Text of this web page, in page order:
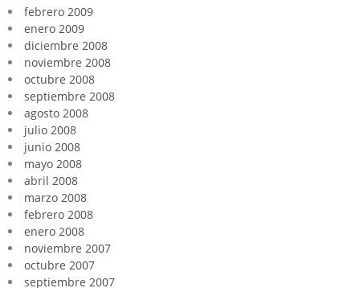
febrero 2009
enero 2009
diciembre 2008
noviembre 2008
octubre 2008
septiembre 2008
agosto 2008
julio 2008
junio 2008
mayo 2008
abril 2008
marzo 2008
febrero 2008
enero 2008
noviembre 2007
octubre 2007
septiembre 2007